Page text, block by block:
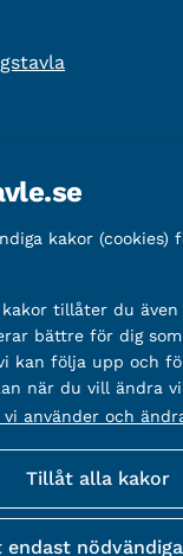
212000-2338
5888-2333
Fler sätt att följa
kakor (cookies)
tillåter du även
bättre för dig
kan följa upp och
när du vill ändra
vi använder och
Tillåt alla kakor
endast